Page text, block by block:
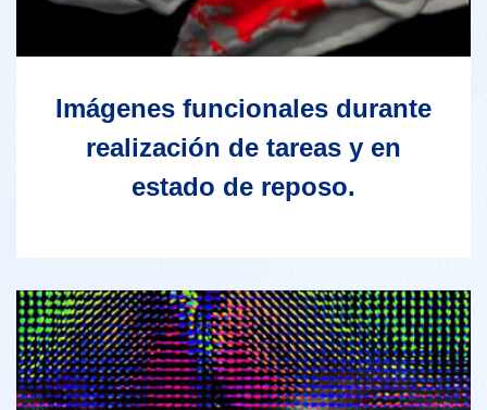
Imágenes funcionales durante
realización de tareas y en
estado de reposo.